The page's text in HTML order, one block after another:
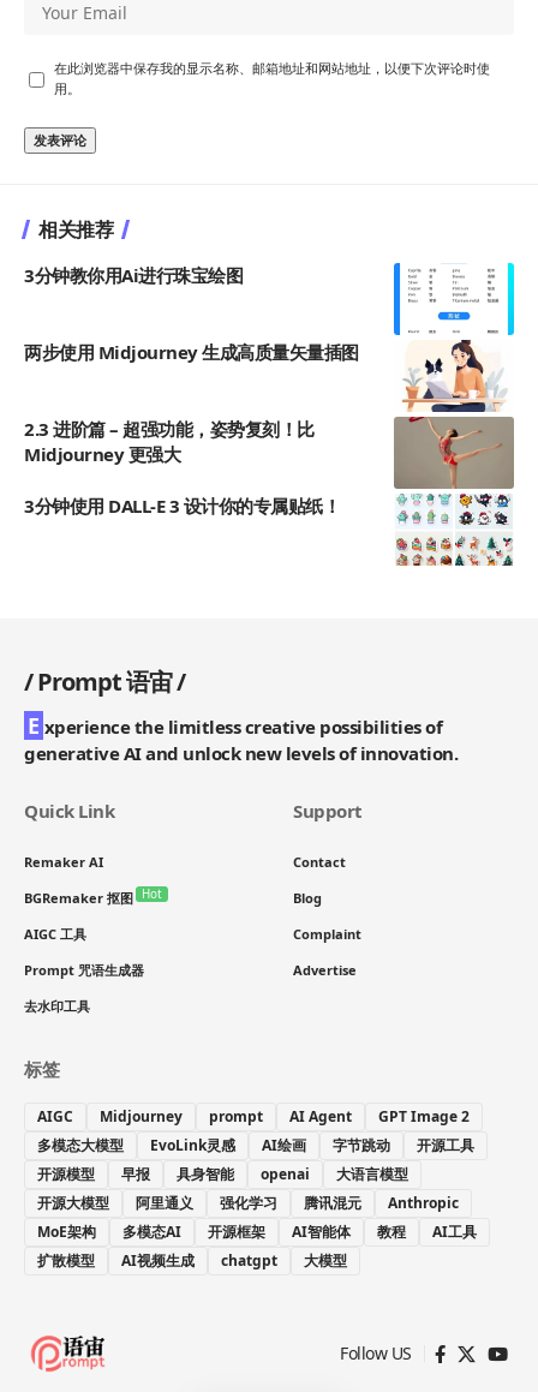
在此浏览器中保存我的显示名称、邮箱地址和网站地址，以便下次评论时使
用。
相关推荐
3分钟教你用Ai进行珠宝绘图
两步使用 Midjourney 生成高质量矢量插图
2.3 进阶篇 – 超强功能，姿势复刻！比
Midjourney 更强大
3分钟使用 DALL-E 3 设计你的专属贴纸！
/Prompt 语宙/
E xperience the limitless creative possibilities of
generative AI and unlock new levels of innovation.
Quick Link
Remaker AI
BGRemaker 抠图 Hot
AIGC 工具
Prompt 咒语生成器
去水印工具
Support
Contact
Blog
Complaint
Advertise
标签
AIGC Midjourney prompt AI Agent
GPT Image 2
多模态大模型
EvoLink灵感 AI绘画 字节跳动
开源工具
开源模型
早报 具身智能 openai
大语言模型
开源大模型
阿里通义 强化学习 腾讯混元
Anthropic
MoE架构
多模态AI 开源框架 AI智能体 教程
AI工具
扩散模型
AI视频生成 chatgpt 大模型
Follow US